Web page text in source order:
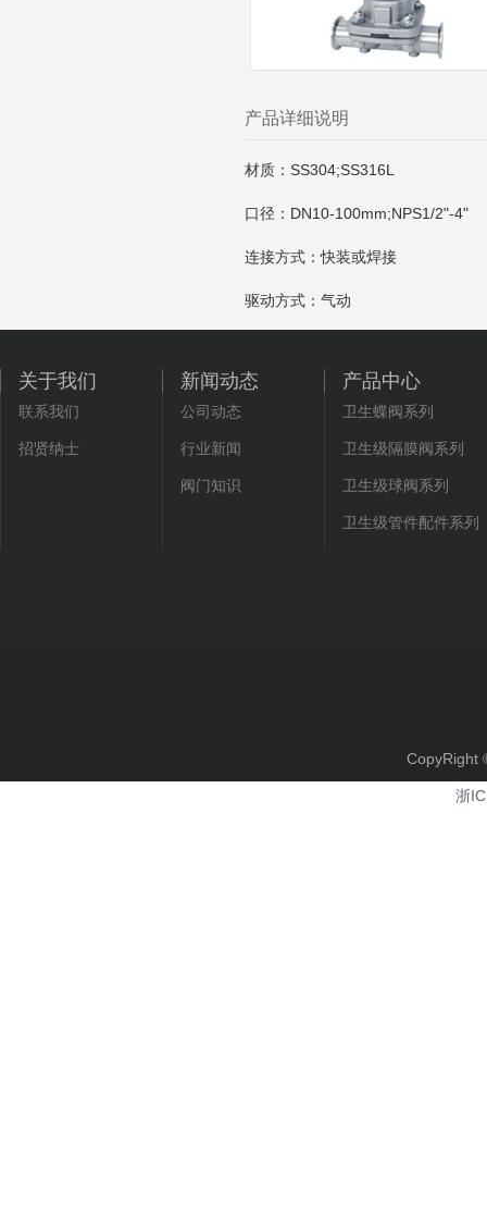
产品详细说明
材质：SS304;SS316L
口径：DN10-100mm;NPS1/2"-4"
连接方式：快装或焊接
驱动方式：气动
关于我们
联系我们
招贤纳士
新闻动态
公司动态
行业新闻
阀门知识
产品中心
卫生蝶阀系列
卫生级隔膜阀系列
卫生级球阀系列
卫生级管件配件系列
CopyRight
浙